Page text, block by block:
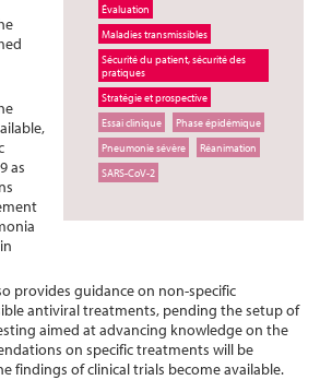
Évaluation
Maladies transmissibles
Sécurité du patient, sécurité des
pratiques
Stratégie et prospective
Essai clinique
Phase épidémique
Pneumonie sévère
Réanimation
SARS-CoV-2
as
provides guidance on non-specific
antiviral treatments, pending the setup of
aimed at advancing knowledge on the
on specific treatments will be
findings of clinical trials become available.